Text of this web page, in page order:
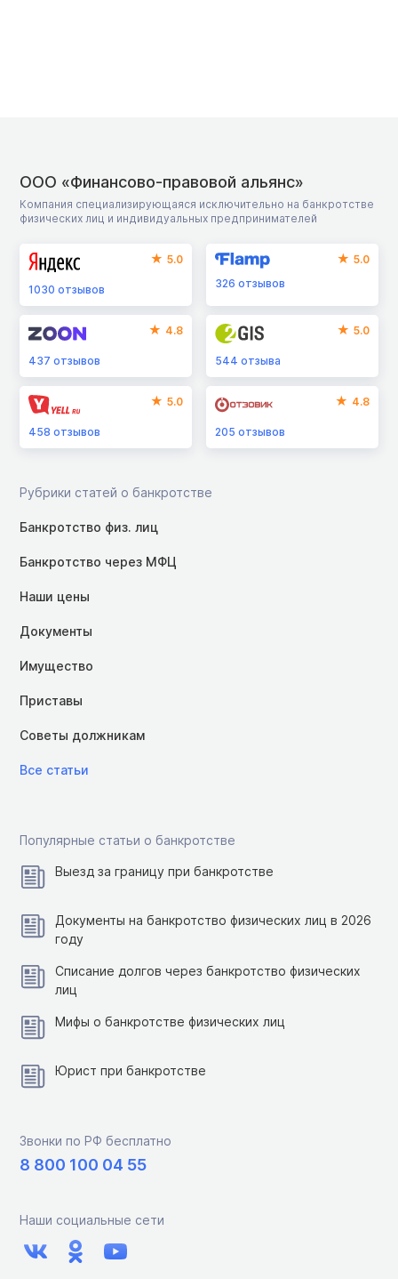
ООО «Финансово-правовой альянс»
Компания специализирующаяся исключительно на банкротстве
физических лиц и индивидуальных предпринимателей
5.0
1030 отзывов
5.0
326отзывов
4.8
437 отзывов
5.0
544отзыва
5.0
458 отзывов
4.8
205отзывов
Рубрики статей о банкротстве
Банкротство физ. лиц
Банкротство через МФЦ
Наши цены
Документы
Имущество
Приставы
Советы должникам
Все статьи
Популярные статьи о банкротстве
Выезд за границу при банкротстве
Документы на банкротство физических лиц в 2026
году
Списание долгов через банкротство физических
лиц
Мифы о банкротстве физических лиц
Юрист при банкротстве
Звонки по РФ бесплатно
8 800 100 04 55
Наши социальные сети